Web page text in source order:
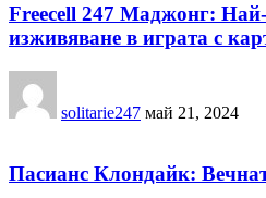
Freecell 247 Маджонг:
изживяване в играта с
solitarie247 май 21, 2024
Пасианс Клондайк: